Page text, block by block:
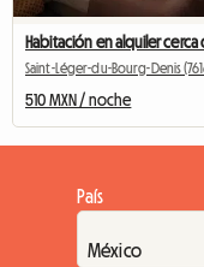
Saint-Léger-du-Bourg-Denis
510 MXN / noche
País